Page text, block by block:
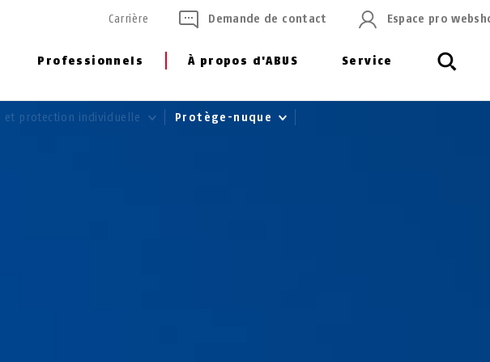
Professionnels À propos d'ABUS Service
Carrière Demande de contact Espace pro
et protection individuelle Protège-nuque